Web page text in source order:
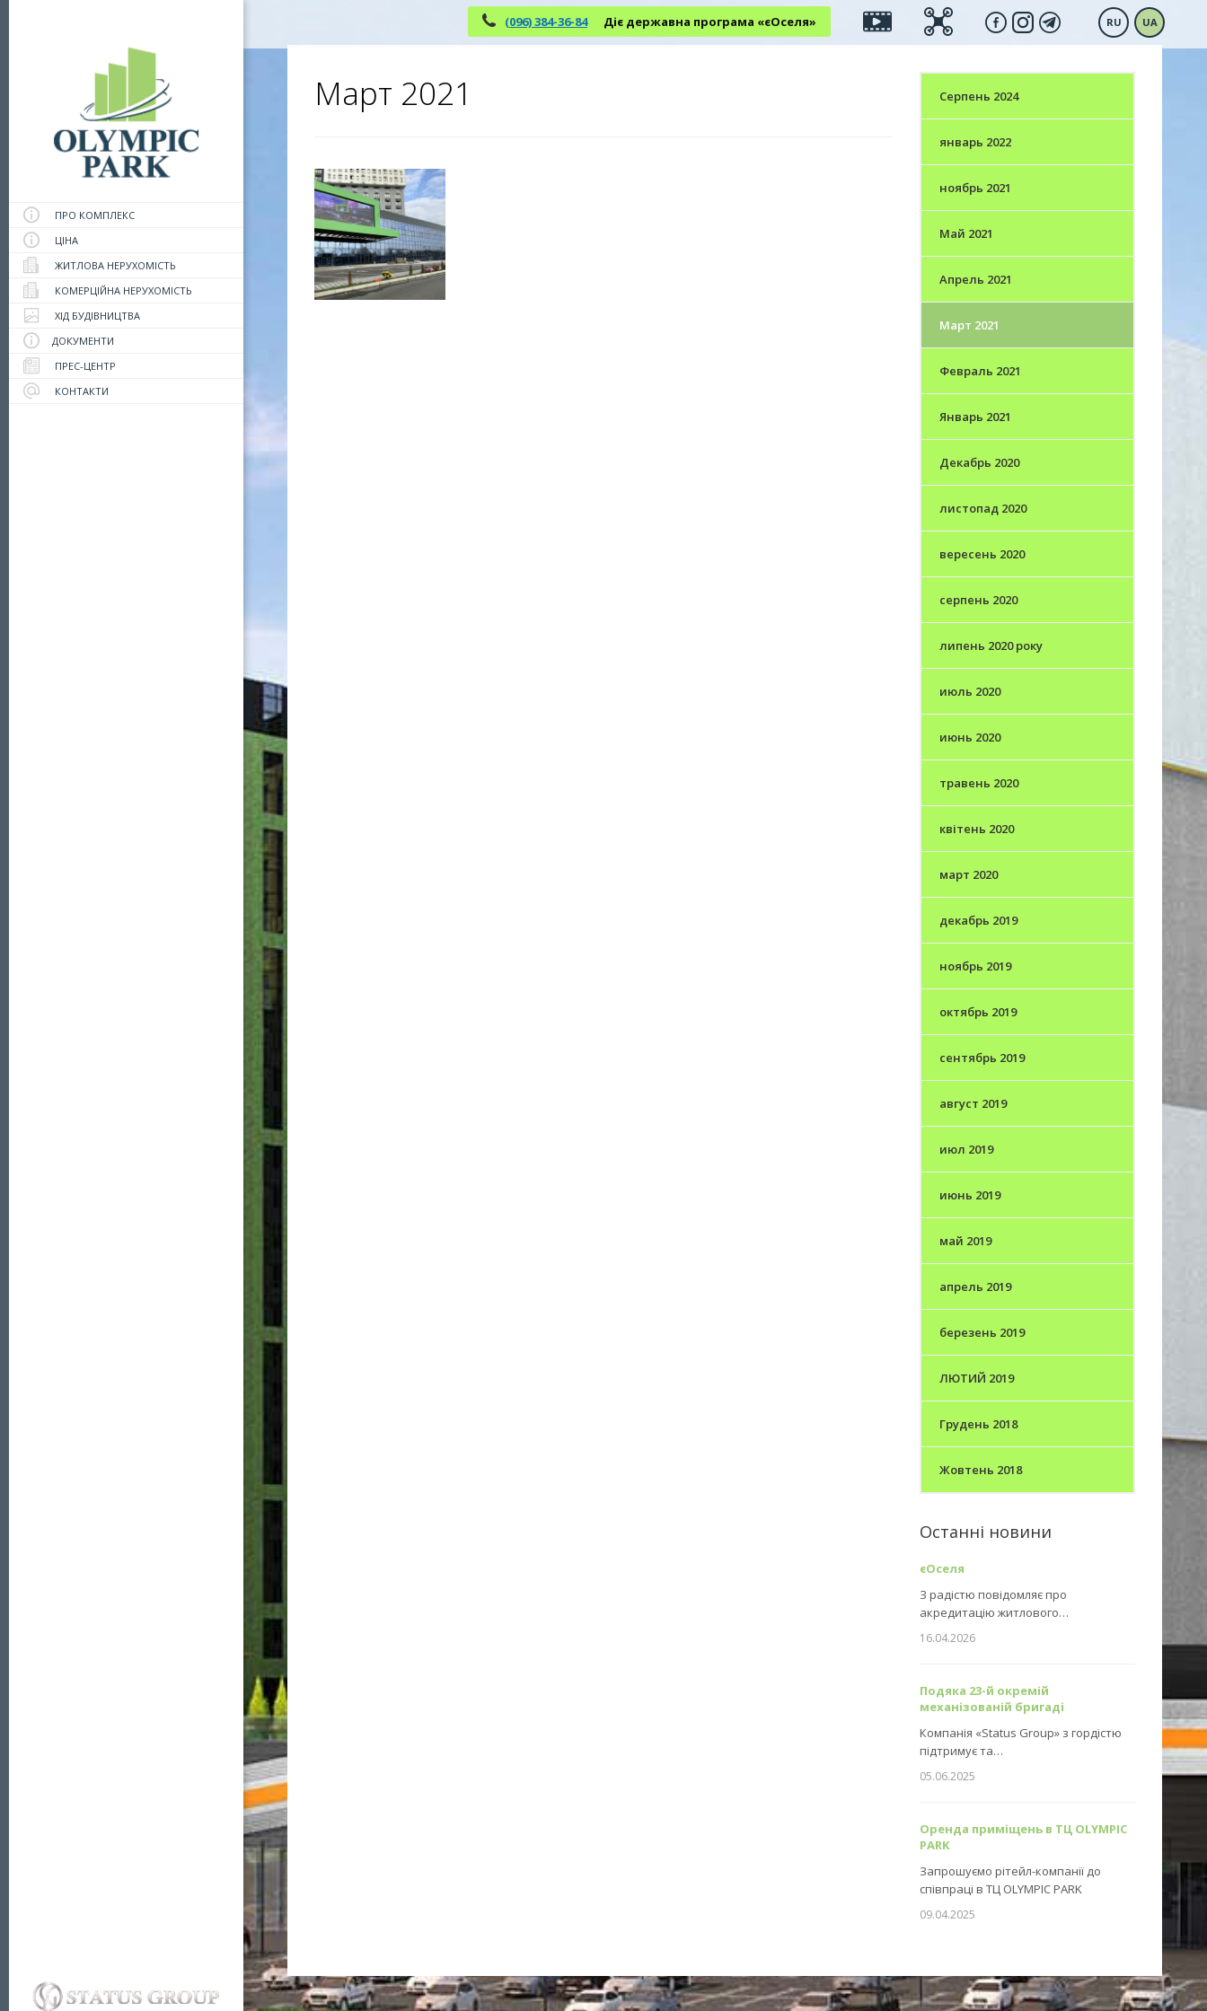
RU UA
Панорама
Відео
(096) 384-36-84 Діє державна програма «єОселя»
ПРО КОМПЛЕКС
ЦІНА
ЖИТЛОВА НЕРУХОМІСТЬ
КОМЕРЦІЙНА НЕРУХОМІСТЬ
ХІД БУДІВНИЦТВА
ДОКУМЕНТИ
ПРЕС-ЦЕНТР
КОНТАКТИ
Серпень 2024
январь 2022
ноябрь 2021
Май 2021
Апрель 2021
Март 2021
Февраль 2021
Январь 2021
Декабрь 2020
листопад 2020
вересень 2020
серпень 2020
липень 2020 року
июль 2020
июнь 2020
травень 2020
квітень 2020
март 2020
декабрь 2019
ноябрь 2019
октябрь 2019
сентябрь 2019
август 2019
июл 2019
июнь 2019
май 2019
апрель 2019
березень 2019
ЛЮТИЙ 2019
Грудень 2018
Жовтень 2018
Останні новини
єОселя
З радістю повідомляє про
акредитацію житлового…
16.04.2026
Подяка 23-й окремій
механізованій бригаді
Компанія «Status Group» з гордістю
підтримує та…
05.06.2025
Оренда приміщень в ТЦ OLYMPIC
PARK
Запрошуємо рітейл-компанії до
співпраці в ТЦ OLYMPIC PARK
09.04.2025
Март 2021